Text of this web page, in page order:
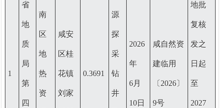
1
省
地
质
局
第
四
南
区
地
热
资
咸安
区桂
花镇
刘家
0.3691
源
探
采
钻
井
2026
年
6月
10日
咸自然资
建临用
〔2026〕
9号
地批
复核
发之
日起
至
2027